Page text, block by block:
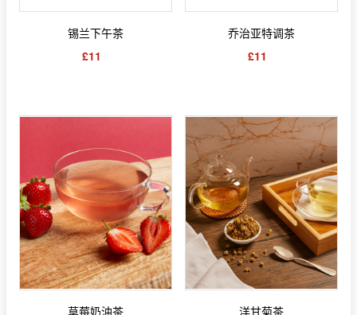
锡兰下午茶
£11
乔治亚特调茶
£11
草莓奶油茶
洋甘菊茶